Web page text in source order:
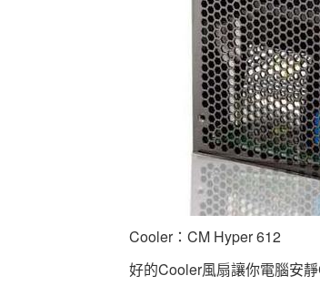
Cooler：CM Hyper 612
好的Cooler風扇讓你電腦安